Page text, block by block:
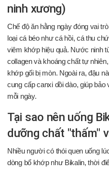
ninh xương)
Chế độ ăn hằng ngày đóng vai
loại cá béo như cá hồi, cá thu
viêm khớp hiệu quả. Nước ninh
collagen và khoáng chất tự
khớp gối bị mòn. Ngoài ra, đậu
cung cấp canxi dồi dào, giúp
mỗi ngày.
Tại sao nên uống
dưỡng chất "thấm"
Nhiều người có thói quen uống
dòng bổ khớp như Bikalin, thời